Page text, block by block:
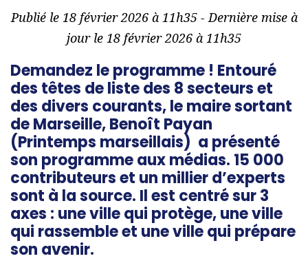
Publié le 18 février 2026 à 11h35 - Dernière mise à
jour le 18 février 2026 à 11h35
Demandez le programme ! Entouré
des têtes de liste des 8 secteurs et
des divers courants, le maire sortant
de Marseille, Benoît Payan
(Printemps marseillais) a présenté
son programme aux médias. 15 000
contributeurs et un millier d’experts
sont à la source. Il est centré sur 3
axes : une ville qui protège, une ville
qui rassemble et une ville qui prépare
son avenir.